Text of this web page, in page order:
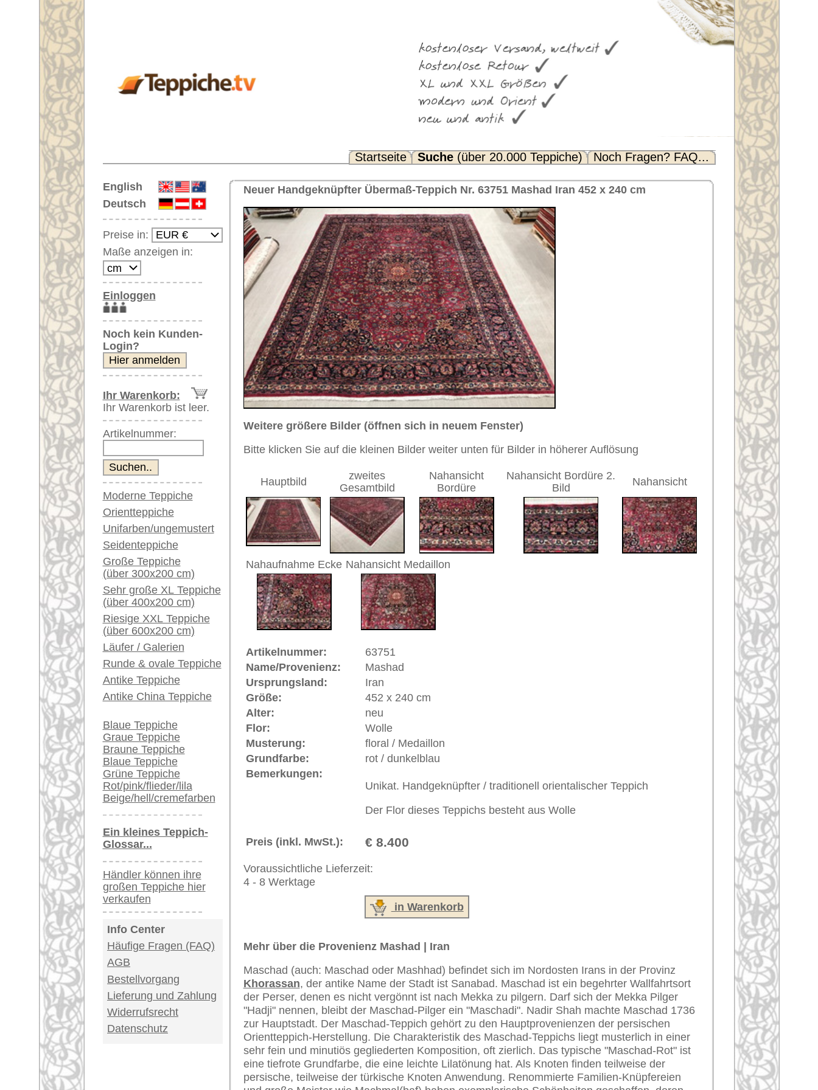
Noch Fragen? FAQ...
English
Deutsch
Preise in:
Maße anzeigen in:
Einloggen
Noch kein Kunden-
Login?
Ihr Warenkorb:
Ihr Warenkorb ist leer.
Artikelnummer:
Moderne Teppiche
Orientteppiche
Unifarben/ungemustert
Seidenteppiche
Große Teppiche
(über 300x200 cm)
Sehr große XL Teppiche
(über 400x200 cm)
Riesige XXL Teppiche
(über 600x200 cm)
Läufer / Galerien
Runde & ovale Teppiche
Antike Teppiche
Antike China Teppiche
Blaue Teppiche
Graue Teppiche
Braune Teppiche
Blaue Teppiche
Grüne Teppiche
Rot/pink/flieder/lila
Beige/hell/cremefarben
Ein kleines Teppich-
Glossar...
Händler können ihre
großen Teppiche hier
verkaufen
Info Center
Häufige Fragen (FAQ)
AGB
Bestellvorgang
Lieferung und Zahlung
Widerrufsrecht
Datenschutz
Weitere größere Bilder (öffnen sich in neuem Fenster)
Bitte klicken Sie auf die kleinen Bilder weiter unten für Bilder in höherer Auflösung
Hauptbild
Nahansicht
Bordüre
Nahansicht Bordüre 2.
Bild
Nahansicht
Nahaufnahme Ecke Nahansicht Medaillon
Artikelnummer:
Mashad
Ursprungsland: Iran
Flor: Wolle
Musterung:
floral / Medaillon
rot / dunkelblau
Bemerkungen:
Unikat. Handgeknüpfter / traditionell orientalischer Teppich
Der Flor dieses Teppichs besteht aus Wolle
Preis (inkl. MwSt.): € 8.400
Voraussichtliche Lieferzeit:
4 - 8 Werktage
in Warenkorb
Mehr über die Provenienz Mashad | Iran
Maschad (auch: Maschad oder Mashhad) befindet sich im Nordosten Irans in der Provinz
, der antike Name der Stadt ist Sanabad. Maschad ist ein begehrter Wallfahrtsort
der Perser, denen es nicht vergönnt ist nach Mekka zu pilgern. Darf sich der Mekka Pilger
"Hadji" nennen, bleibt der Maschad-Pilger ein "Maschadi". Nadir Shah machte Maschad 1736
zur Hauptstadt. Der Maschad-Teppich gehört zu den Hauptprovenienzen der persischen
Orientteppich-Herstellung. Die Charakteristik des Maschad-Teppichs liegt musterlich in einer
sehr fein und minutiös gegliederten Komposition, oft zierlich. Das typische "Maschad-Rot" ist
eine tiefrote Grundfarbe, die eine leichte Lilatönung hat. Als Knoten finden teilweise der
persische, teilweise der türkische Knoten Anwendung. Renommierte Familien-Knüpfereien
und große Meister wie Machmal(baf) haben exemplarische Schönheiten geschaffen, deren
große Teppich-Traditionen sich in unzähligen Klein- und Mittelbetrieben fortsetzen. Die
typische verwendete Wolle ist eine hochklassige glanzreiche etwas weichere Wolle.
Teppiche.tv - große moderne Teppiche | neue und antike Orientteppiche -
United Kingdom: +44 (0)20 7183 4544